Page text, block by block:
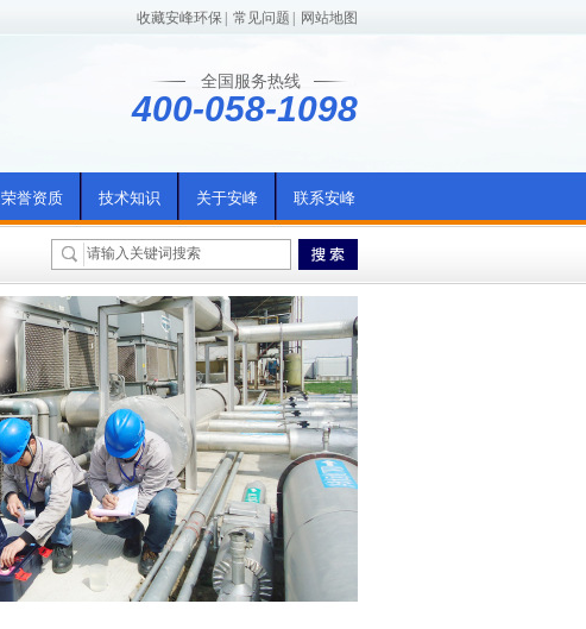
收藏安峰环保 常见问题 网站地图
全国服务热线
400-058-1098
荣誉资质 技术知识 关于安峰 联系安峰